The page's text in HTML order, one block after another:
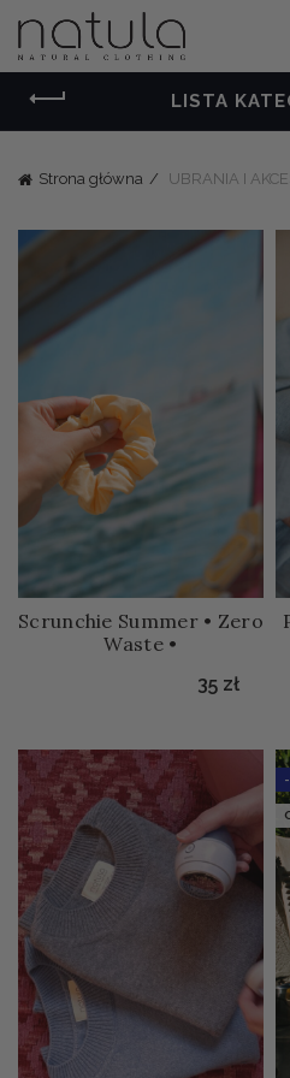
LISTA
Strona główna UBRANIA I
Scrunchie Summer • Zero
Waste •
35 zł